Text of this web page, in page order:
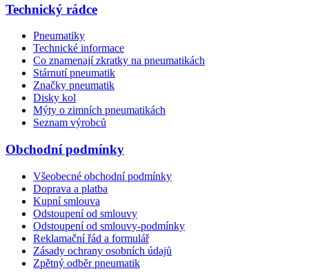
Technický rádce
Pneumatiky
Technické informace
Co znamenají zkratky na pneumatikách
Stárnutí pneumatik
Značky pneumatik
Disky kol
Mýty o zimních pneumatikách
Seznam výrobců
Obchodní podmínky
Všeobecné obchodní podmínky
Doprava a platba
Kupní smlouva
Odstoupení od smlouvy
Odstoupení od smlouvy-podmínky
Reklamační řád a formulář
Zásady ochrany osobních údajů
Zpětný odběr pneumatik